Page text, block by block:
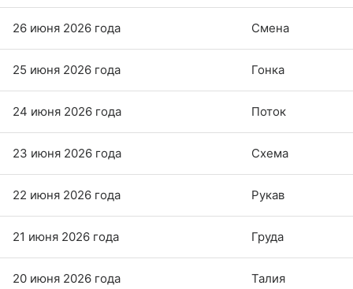
26 июня 2026 года Смена
25 июня 2026 года Гонка
24 июня 2026 года Поток
23 июня 2026 года Схема
22 июня 2026 года Рукав
21 июня 2026 года Груда
20 июня 2026 года Талия